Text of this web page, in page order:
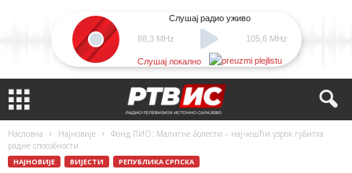
88,3 MHz
Слушај радио уживо
105,6 MHz
Слушај локално
Насловна Најновије
Фонд ПИО: Малигне болести – најчешћи узрок губитка
радне способности
НАЈНОВИЈЕ ВИЈЕСТИ РЕПУБЛИКА СРПСКА